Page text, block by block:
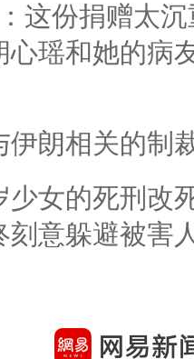
这份捐赠太
心瑶和她的病
伊朗相关的制
少女的死刑改
刻意躲避被害